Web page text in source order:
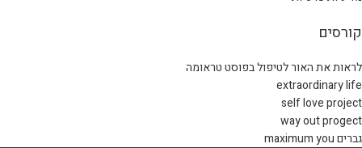
קורסים
לראות את האור לטיפול בפוסט טראומה
extraordinary life
self love project
way out progect
גברים maximum you